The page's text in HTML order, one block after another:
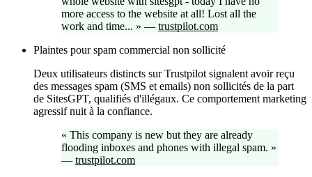
more access to the website at all! Lost all the
work and time... » — trustpilot.com
Plaintes pour spam commercial non sollicité
Deux utilisateurs distincts sur Trustpilot signalent avoir reçu
des messages spam (SMS et emails) non sollicités de la part
de SitesGPT, qualifiés d'illégaux. Ce comportement marketing
agressif nuit à la confiance.
« This company is new but they are already
flooding inboxes and phones with illegal spam. »
— trustpilot.com